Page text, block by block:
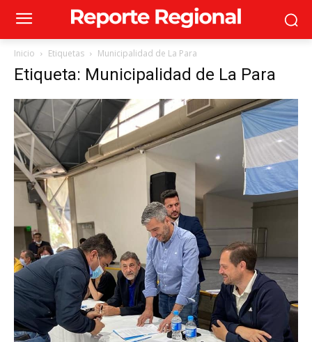
Inicio Etiquetas Municipalidad de La Para
Etiqueta: Municipalidad de La Para